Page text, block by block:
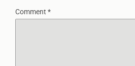
Comment *